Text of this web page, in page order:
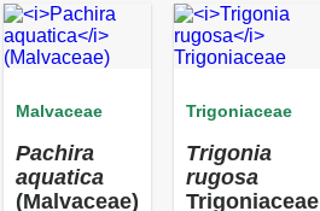
Malvaceae
Pachira
aquatica
(Malvaceae)
Trigoniaceae
Trigonia
rugosa
Trigoniaceae